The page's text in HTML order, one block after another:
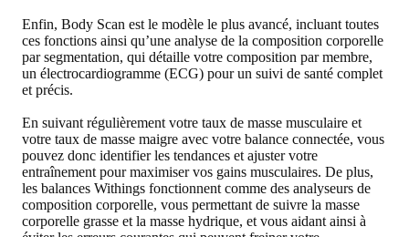
Enfin, Body Scan est le modèle le plus avancé, incluant toutes
ces fonctions ainsi qu’une analyse de la composition corporelle
par segmentation, qui détaille votre composition par membre,
un électrocardiogramme (ECG) pour un suivi de santé complet
et précis.
En suivant régulièrement votre taux de masse musculaire et
votre taux de masse maigre avec votre balance connectée, vous
pouvez donc identifier les tendances et ajuster votre
entraînement pour maximiser vos gains musculaires. De plus,
les balances Withings fonctionnent comme des analyseurs de
composition corporelle, vous permettant de suivre la masse
corporelle grasse et la masse hydrique, et vous aidant ainsi à